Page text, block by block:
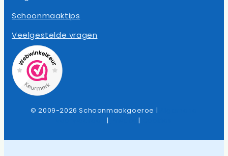
Schoonmaaktips
Veelgestelde vragen
© 2009-2026 Schoonmaakgoeroe |
| |